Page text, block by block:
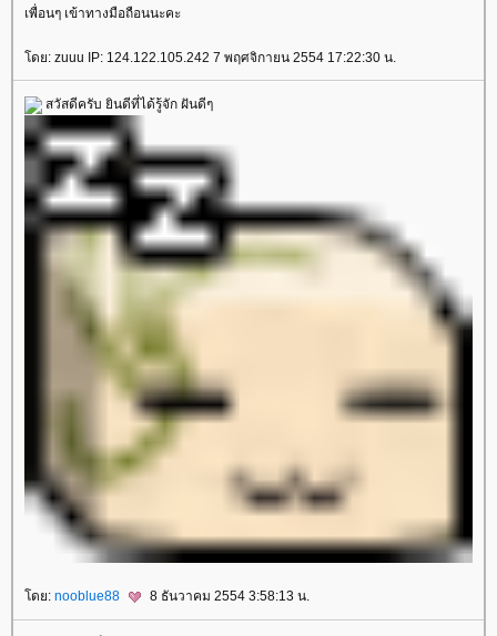
เพื่อนๆ เข้าทางมือถือนนะคะ
ดย: zuuu IP: 124.122.105.242 7 พฤศจิกายน 2554 17:22:30 น.
สวัสดีครับ ยินดีที่ได้รู้จัก ฝันดีๆ
ดย: nooblue88 8 ธันวาคม 2554 3:58:13 น.